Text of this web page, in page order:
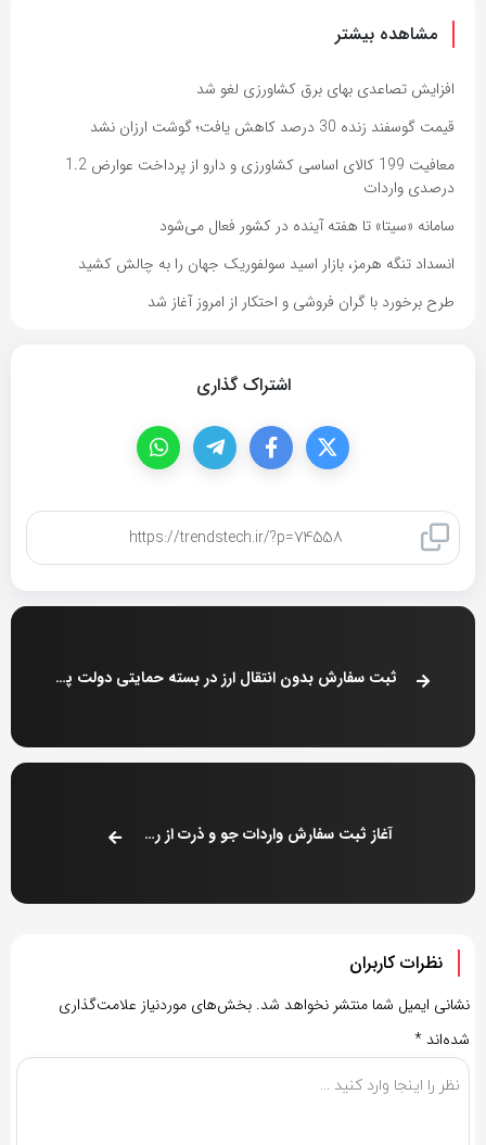
مشاهده بیشتر
افزایش تصاعدی بهای برق کشاورزی لغو شد
قیمت گوسفند زنده 30 درصد کاهش یافت؛ گوشت ارزان نشد
معافیت 199 کالای اساسی کشاورزی و دارو از پرداخت عوارض 1.2
درصدی واردات
سامانه «سیتا» تا هفته آینده در کشور فعال می‌شود
انسداد تنگه هرمز، بازار اسید سولفوریک جهان را به چالش کشید
طرح برخورد با گران فروشی و احتکار از امروز آغاز شد
اشتراک گذاری
ثبت سفارش بدون انتقال ارز در بسته حمایتی دولت پس از جنگ۱۲ روزه
آغاز ثبت سفارش واردات جو و ذرت از روزهای آینده
نظرات کاربران
نشانی ایمیل شما منتشر نخواهد شد. بخش‌های موردنیاز علامت‌گذاری
شده‌اند *